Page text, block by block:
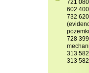
721
602
732
728
313
313